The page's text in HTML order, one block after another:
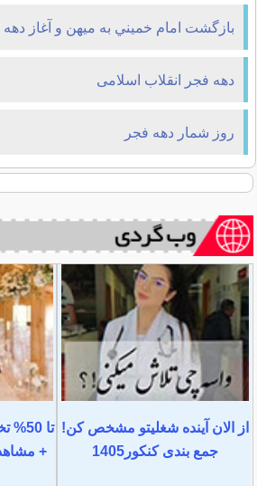
بازگشت امام خميني به میهن و آغاز دهه
دهه فجر انقلاب اسلامی
روز شمار دهه فجر
از الان آینده شغلیتو مشخص کن!
جمع بندی کنکور1405
تا
+